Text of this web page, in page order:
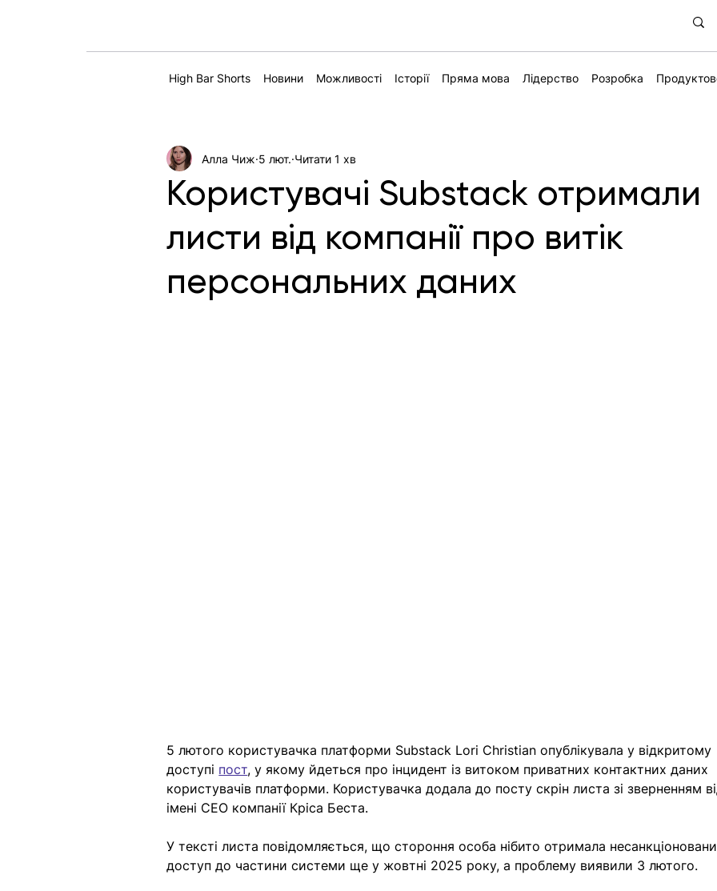
High Bar Shorts Новини Можливості Історії Пряма мова Лідерство Розробка
Користувачі Substack отримали
листи від компанії про витік
персональних даних
Алла Чиж 5 лют. Читати 1 хв
5 лютого користувачка платформи Substack Lori Christian опублікувала у відкритому
доступі пост, у якому йдеться про інцидент із витоком приватних контактних даних
користувачів платформи. Користувачка додала до посту скрін листа зі зверненням
імені CEO компанії Кріса Беста.
У тексті листа повідомляється, що стороння особа нібито отримала
доступ до частини системи ще у жовтні 2025 року, а проблему виявили 3 лютого.